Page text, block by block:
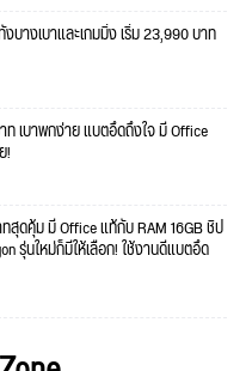
บางเบาและเกมมิ่ง เริ่ม 23,990 บาท
เบาพกง่าย แบตอึดถึงใจ มี Office
!
สุดคุ้ม มี Office แท้กับ RAM 16GB ชิป
รุ่นใหม่ก็มีให้เลือก! ใช้งานดีแบตอึด